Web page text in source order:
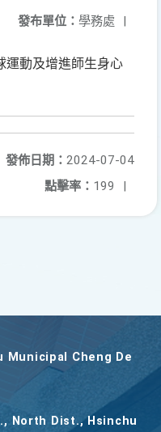
發布單位： 學務處 |
運動及增進師生身心
發佈日期： 2024-07-04
點擊率： 199 |
Municipal Cheng De
North Dist., Hsinchu